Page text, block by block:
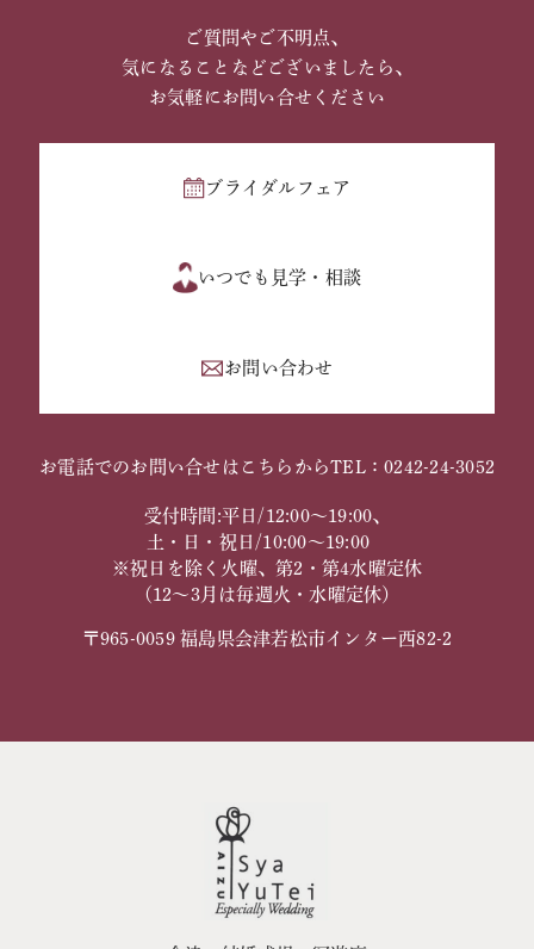
ご質問やご不明点、
気になることなどございましたら、
お気軽にお問い合せください
ブライダルフェア
いつでも見学・相談
お問い合わせ
お電話でのお問い合せはこちらからTEL：0242-24-3052
受付時間:平日/12:00～19:00、
土・日・祝日/10:00～19:00
※祝日を除く火曜、第2・第4水曜定休
（12～3月は毎週火・水曜定休）
〒965-0059 福島県会津若松市インター西82-2